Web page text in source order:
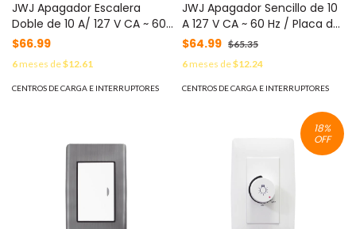
JWJ Apagador Escalera
Doble de 10 A/ 127 V CA ~ 60
Hz / 1 1/2 Módulos / Color
Blanco. MOD: JTL-C7306
$66.99
6meses de$12.61
CENTROS DE CARGA E INTERRUPTORES
JWJ Apagador Sencillo de 10
A 127 V CA ~ 60 Hz / Placa de
Acero. MOD: JTL-E7501
$64.99 $65.35
6meses de$12.24
CENTROS DE CARGA E INTERRUPTORES
18%
OFF